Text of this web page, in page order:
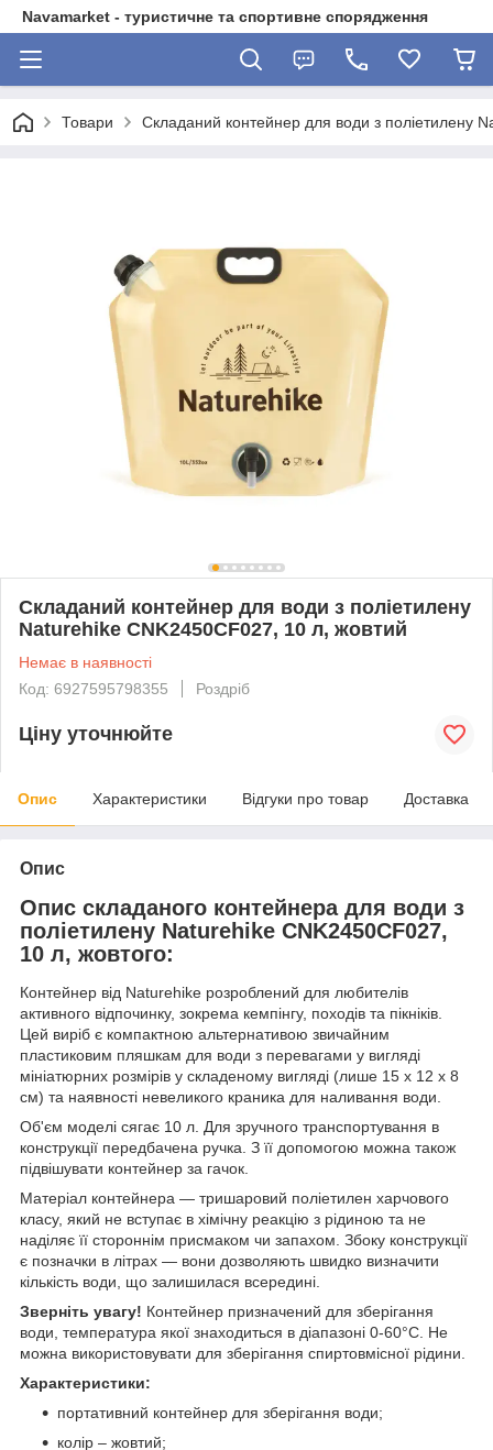
Navamarket - туристичне та спортивне спорядження
Товари Складаний контейнер для води з поліетилену
Складаний контейнер для води з поліетилену
Naturehike CNK2450CF027, 10 л, жовтий
Немає в наявності
Код: 6927595798355
Роздріб
Ціну уточнюйте
Опис Характеристики Відгуки про товар Доставка
Опис
Опис складаного контейнера для води з
поліетилену Naturehike CNK2450CF027,
10 л, жовтого:
Контейнер від Naturehike розроблений для любителів
активного відпочинку, зокрема кемпінгу, походів та пікніків.
Цей виріб є компактною альтернативою звичайним
пластиковим пляшкам для води з перевагами у вигляді
мініатюрних розмірів у складеному вигляді (лише 15 х 12 х 8
см) та наявності невеликого краника для наливання води.
Об'єм моделі сягає 10 л. Для зручного транспортування в
конструкції передбачена ручка. З її допомогою можна також
підвішувати контейнер за гачок.
Матеріал контейнера — тришаровий поліетилен харчового
класу, який не вступає в хімічну реакцію з рідиною та не
наділяє її стороннім присмаком чи запахом. Збоку конструкції
є позначки в літрах — вони дозволяють швидко визначити
кількість води, що залишилася всередині.
Зверніть увагу! Контейнер призначений для зберігання
води, температура якої знаходиться в діапазоні 0-60°C. Не
можна використовувати для зберігання спиртовмісної рідини.
Характеристики:
портативний контейнер для зберігання води;
колір – жовтий;